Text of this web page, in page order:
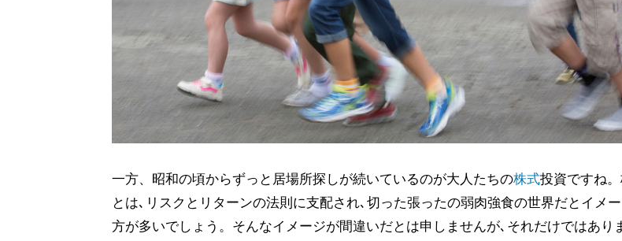
一方、昭和の頃からずっと居場所探しが続いているのが大人たちの株式投資ですね
とは､リスクとリターンの法則に支配され､切った張ったの弱肉強食の世界だとイメ
方が多いでしょう。そんなイメージが間違いだとは申しませんが､それだけではあり